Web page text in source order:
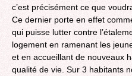
c’est précisément ce que
Ce dernier porte en effet
qui puisse lutter contre
logement en ramenant les
et en accueillant de nouveaux
qualité de vie. Sur 3 habitants